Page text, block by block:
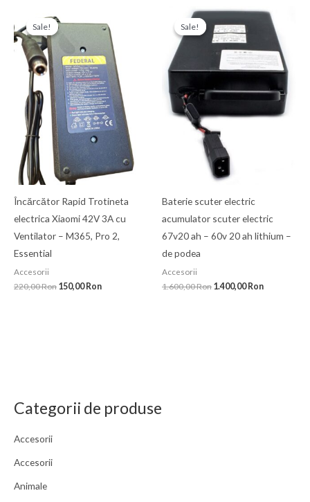
Categorii de produse
Accesorii
Accesorii
Animale
Sale!
Sale!
Încărcător Rapid Trotineta
electrica Xiaomi 42V 3A cu
Ventilator – M365, Pro 2,
Essential
Accesorii
220,00Ron
inițial
a
fost:
220,00 Ron.
150,00Ron
curent
este:
150,00 Ron.
Sale!
Sale!
Baterie scuter electric
acumulator scuter electric
67v20 ah – 60v 20 ah lithium –
de podea
Accesorii
1.600,00Ron
Prețul
a
fost:
1.600,00 Ron.
1.400,00Ron
Prețul
curent
este:
1.400,00